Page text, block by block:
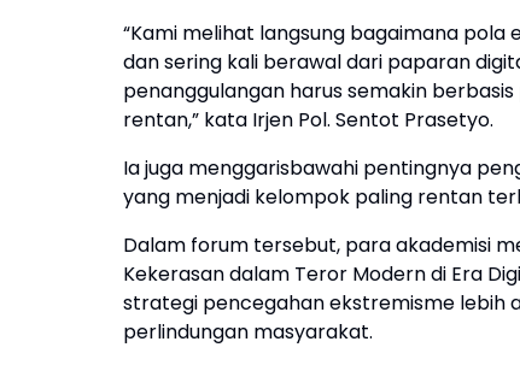
“Kami melihat langsung bagaimana
dan sering kali berawal dari paparan
penanggulangan harus semakin
rentan,” kata Irjen Pol. Sentot Prasetyo.
Ia juga menggarisbawahi pentingnya
yang menjadi kelompok paling rentan
Dalam forum tersebut, para akademisi
Kekerasan dalam Teror Modern di Era
strategi pencegahan ekstremisme lebih
perlindungan masyarakat.